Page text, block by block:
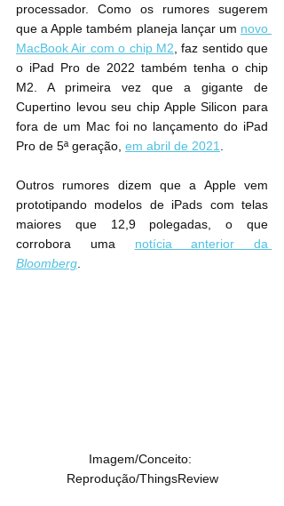
processador. Como os rumores sugerem
que a Apple também planeja lançar um novo
MacBook Air com o chip M2 , faz sentido que
o iPad Pro de 2022 também tenha o chip
M2. A primeira vez que a gigante de
Cupertino levou seu chip Apple Silicon para
fora de um Mac foi no lançamento do iPad
Pro de 5ª geração, em abril de 2021
Outros rumores dizem que a Apple vem
prototipando modelos de iPads com telas
maiores que 12,9 polegadas, o que
corrobora uma
Bloomberg
Imagem/Conceito:
Reprodução/ThingsReview